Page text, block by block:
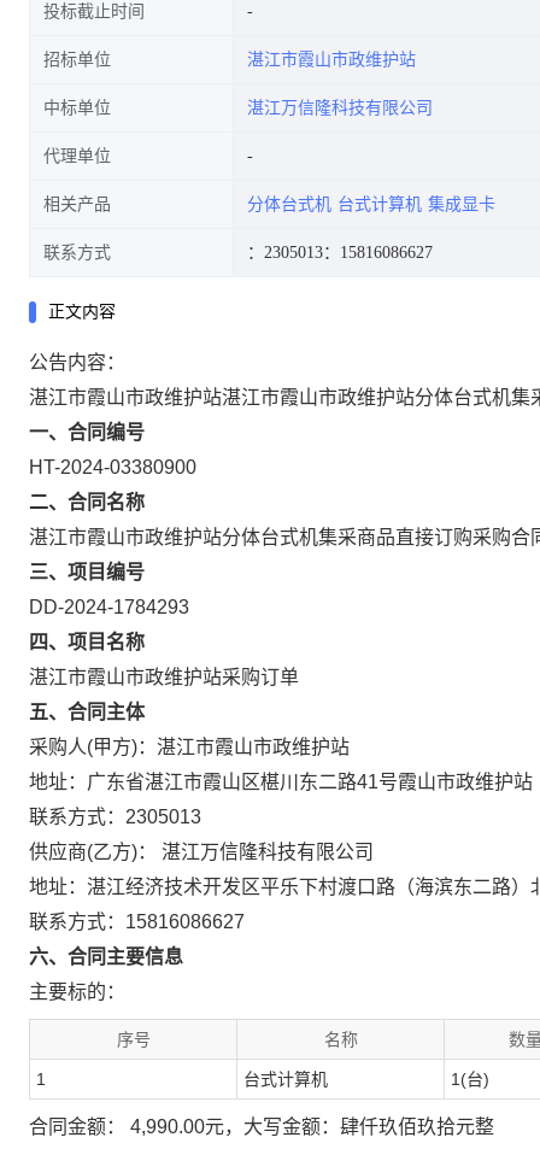
投标截止时间
招标单位 湛江市霞山市政维护站
中标单位 湛江万信隆科技有限公司
代理单位
相关产品 分体台式机 台式计算机 集成显卡
联系方式 ：2305013：15816086627
正文内容
公告内容：
湛江市霞山市政维护站湛江市霞山市政维护站分体台式机
一、合同编号
HT-2024-03380900
二、合同名称
湛江市霞山市政维护站分体台式机集采商品直接订购采购合
三、项目编号
DD-2024-1784293
四、项目名称
湛江市霞山市政维护站采购订单
五、合同主体
采购人(甲方)：湛江市霞山市政维护站
地址：广东省湛江市霞山区椹川东二路41号霞山市政维护站
联系方式：2305013
供应商(乙方)： 湛江万信隆科技有限公司
地址：湛江经济技术开发区平乐下村渡口路（海滨东二路）
联系方式：15816086627
六、合同主要信息
主要标的：
序号 名称 数
1 台式计算机 1(台)
合同金额： 4,990.00元，大写金额：肆仟玖佰玖拾元整